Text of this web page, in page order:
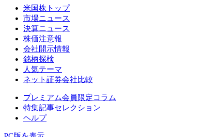
米国株トップ
市場ニュース
決算ニュース
株価注意報
会社開示情報
銘柄探検
人気テーマ
ネット証券会社比較
プレミアム会員限定コラム
特集記事セレクション
ヘルプ